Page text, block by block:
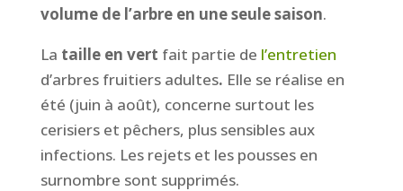
volume de l’arbre en une seule saison.
La taille en vert fait partie de l’entretien
d’arbres fruitiers adultes. Elle se réalise en
été (juin à août), concerne surtout les
cerisiers et pêchers, plus sensibles aux
infections. Les rejets et les pousses en
surnombre sont supprimés.